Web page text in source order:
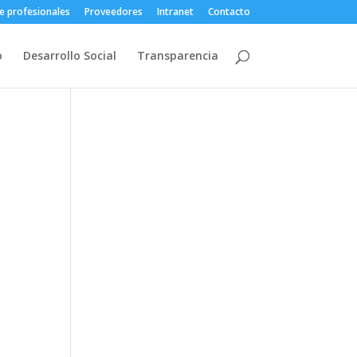
profesionales Proveedores Intranet Contacto
Desarrollo Social Transparencia